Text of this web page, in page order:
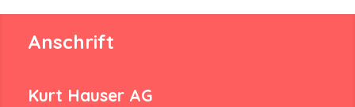
Anschrift
Kurt Hauser AG